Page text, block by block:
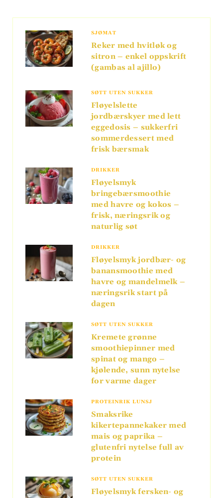
SJØMAT
Reker med hvitløk og
sitron – enkel oppskrift
(gambas al ajillo)
SØTT UTEN SUKKER
Fløyelslette
jordbærskyer med lett
eggedosis – sukkerfri
sommerdessert med
frisk bærsmak
DRIKKER
Fløyelsmyk
bringebærsmoothie
med havre og kokos –
frisk, næringsrik og
naturlig søt
DRIKKER
Fløyelsmyk jordbær- og
banansmoothie med
havre og mandelmelk –
næringsrik start på
dagen
SØTT UTEN SUKKER
Kremete grønne
smoothiepinner med
spinat og mango –
kjølende, sunn nytelse
for varme dager
PROTEINRIK LUNSJ
Smaksrike
kikertepannekaker med
mais og paprika –
glutenfri nytelse full av
protein
SØTT UTEN SUKKER
Fløyelsmyk fersken- og